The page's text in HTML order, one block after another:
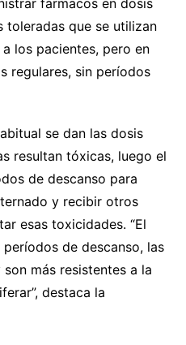
fármacos en dosis
toleradas que se utilizan
los pacientes, pero en
regulares, sin períodos
se dan las dosis
resultan tóxicas, luego el
de descanso para
y recibir otros
esas toxicidades. “El
de descanso, las
más resistentes a la
destaca la